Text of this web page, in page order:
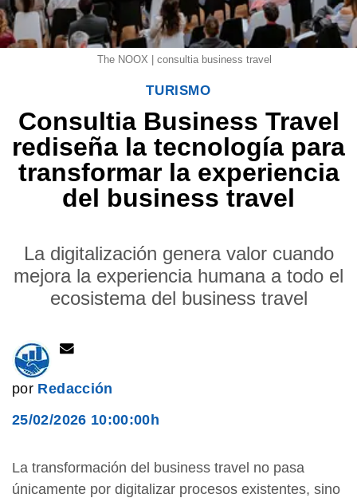
The NOOX | consultia business travel
TURISMO
Consultia Business Travel
rediseña la tecnología para
transformar la experiencia
del business travel
La digitalización genera valor cuando
mejora la experiencia humana a todo el
ecosistema del business travel
por Redacción
25/02/2026 10:00:00h
La transformación del business travel no pasa
únicamente por digitalizar procesos existentes, sino